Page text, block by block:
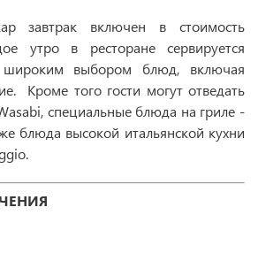
завтрак включен в стоимость
утро в ресторане сервируется
выбором блюд, включая
Кроме того гости могут отведать
специальные блюда на гриле -
блюда высокой итальянской кухни